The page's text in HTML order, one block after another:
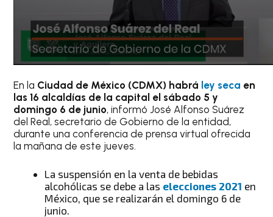
En la Ciudad de México (CDMX) habrá ley seca en
las 16 alcaldías de la capital el sábado 5 y
domingo 6 de junio, informó José Alfonso Suárez
del Real, secretario de Gobierno de la entidad,
durante una conferencia de prensa virtual ofrecida
la mañana de este jueves.
La suspensión en la venta de bebidas
alcohólicas se debe a las elecciones 2021 en
México, que se realizarán el domingo 6 de
junio.